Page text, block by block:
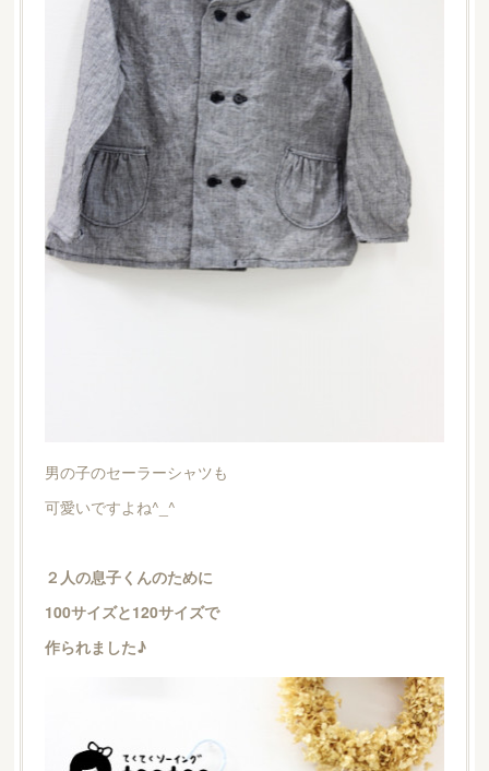
男の子のセーラーシャツも
可愛いですよね^_^
２人の息子くんのために
100サイズと120サイズで
作られました♪